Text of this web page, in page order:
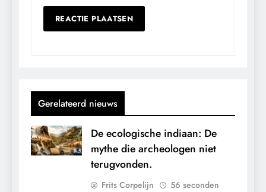
Gerelateerd nieuws
De ecologische indiaan: De
mythe die archeologen niet
terugvonden.
Frits Corpelijn
56 seconden